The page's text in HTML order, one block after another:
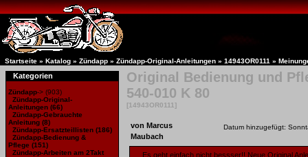
Startseite » Katalog » Zündapp » Zündapp-Original-Anleitungen » 14943OR0111 »
Kategorien
Zündapp-> (903)
Zündapp-Original-
Anleitungen (66)
Zündapp-Gebrauchte
Anleitung (8)
Zündapp-Ersatzteillisten (186)
Zündapp-Bedienung &
Pflege (151)
Zündapp-Arbeiten am 2Takt
Original Bedienung und
540-010 K 80
[14943OR0111]
von Marcus
Maubach
Datum hinzugefügt:
Es geht einfach nicht bessser!! Neue Original